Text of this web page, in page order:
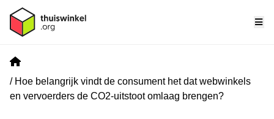
Home
Hoe belangrijk vindt de consument het dat webwinkels
en vervoerders de CO2-uitstoot omlaag brengen?